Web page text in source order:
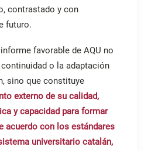
contrastado y con
futuro.
favorable de AQU no
o la adaptación
sino que constituye
externo de su calidad,
y capacidad para formar
acuerdo con los estándares
universitario catalán,